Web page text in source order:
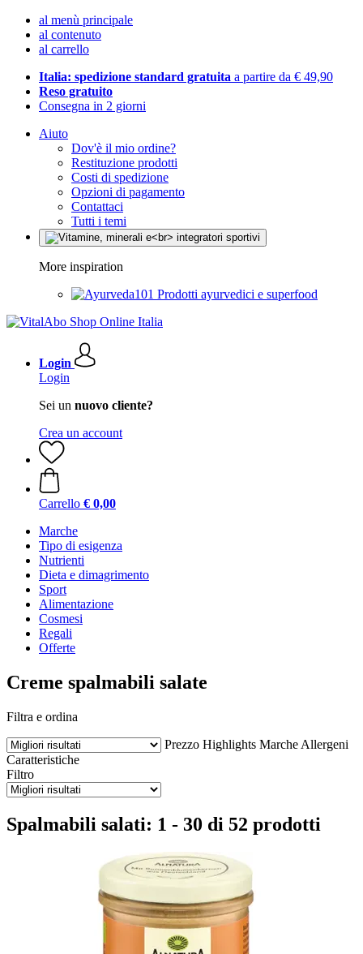
al menù principale
al contenuto
al carrello
Italia: spedizione standard gratuita a partire da € 49,90
Reso gratuito
Consegna in 2 giorni
Aiuto
Dov'è il mio ordine?
Restituzione prodotti
Costi di spedizione
Opzioni di pagamento
Contattaci
Tutti i temi
More inspiration
Prodotti ayurvedici e superfood
Login
Login
Sei un nuovo cliente?
Crea un account
Carrello € 0,00
Marche
Tipo di esigenza
Nutrienti
Dieta e dimagrimento
Sport
Alimentazione
Cosmesi
Regali
Offerte
Creme spalmabili salate
Filtra e ordina
Prezzo Highlights Marche Allergeni
Caratteristiche
Filtro
Spalmabili salati: 1 - 30 di 52 prodotti